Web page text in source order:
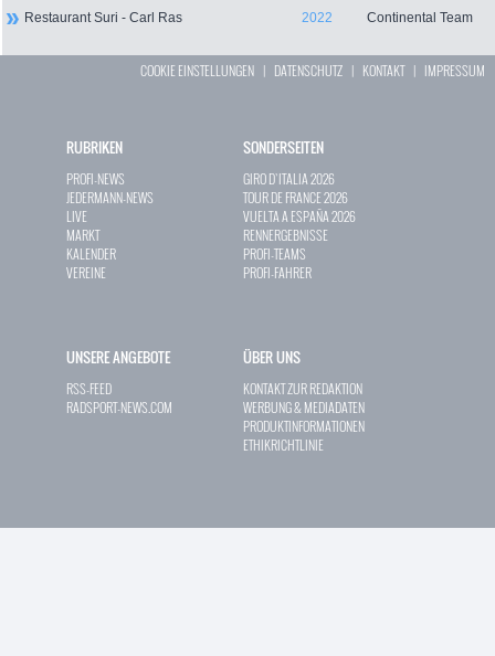
Restaurant Suri - Carl Ras
2022 Continental Team
COOKIE EINSTELLUNGEN | DATENSCHUTZ | KONTAKT| IMPRESSUM
RUBRIKEN
PROFI-NEWS
JEDERMANN-NEWS
LIVE
MARKT
KALENDER
VEREINE
SONDERSEITEN
GIRO D`ITALIA 2026
TOUR DE FRANCE 2026
VUELTA A ESPAÑA 2026
RENNERGEBNISSE
PROFI-TEAMS
PROFI-FAHRER
UNSERE ANGEBOTE
RSS-FEED
RADSPORT-NEWS.COM
ÜBER UNS
KONTAKT ZUR REDAKTION
WERBUNG & MEDIADATEN
PRODUKTINFORMATIONEN
ETHIKRICHTLINIE